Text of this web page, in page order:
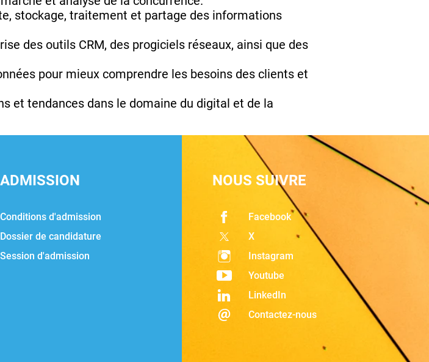
stockage, traitement et partage des informations
des outils CRM, des progiciels réseaux, ainsi que des
pour mieux comprendre les besoins des clients et
et tendances dans le domaine du digital et de la
ADMISSION
Conditions d'admission
Dossier de candidature
Session d'admission
NOUS SUIVRE
Facebook
X
Instagram
Youtube
LinkedIn
Contactez-nous